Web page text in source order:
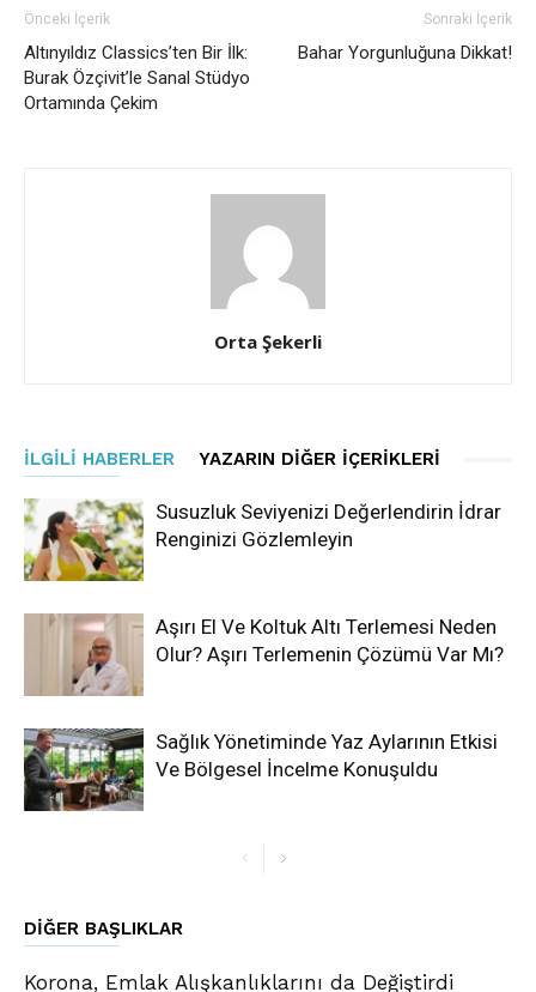
Önceki İçerik
Altınyıldız Classics’ten Bir İlk:
Burak Özçivit’le Sanal Stüdyo
Ortamında Çekim
Sonraki İçerik
Bahar Yorgunluğuna Dikkat!
Orta Şekerli
İLGILI HABERLER YAZARIN DIĞER İÇERIKLERI
Susuzluk Seviyenizi Değerlendirin İdrar
Renginizi Gözlemleyin
Aşırı El Ve Koltuk Altı Terlemesi Neden
Olur? Aşırı Terlemenin Çözümü Var Mı?
Sağlık Yönetiminde Yaz Aylarının Etkisi
Ve Bölgesel İncelme Konuşuldu
DIĞER BAŞLIKLAR
Korona, Emlak Alışkanlıklarını da Değiştirdi